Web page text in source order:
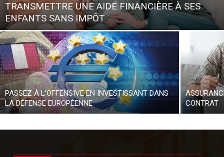
TRANSMETTRE UNE AIDE FINANCIÈRE À SES
ENFANTS SANS IMPÔT
PASSEZ À L’OFFENSIVE EN INVESTISSANT DANS
LA DÉFENSE EUROPÉENNE
CONTRAT